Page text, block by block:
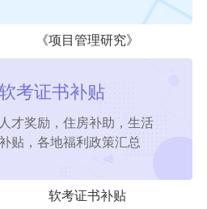
《项目管理研究》
考证书补贴
人才奖励，住房补助，生活
贴，各地福利政策汇总
软考证书补贴